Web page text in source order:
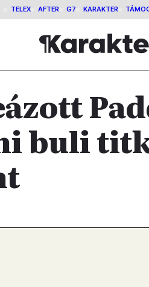
TELEX AFTER G7 KARAKTER
buli